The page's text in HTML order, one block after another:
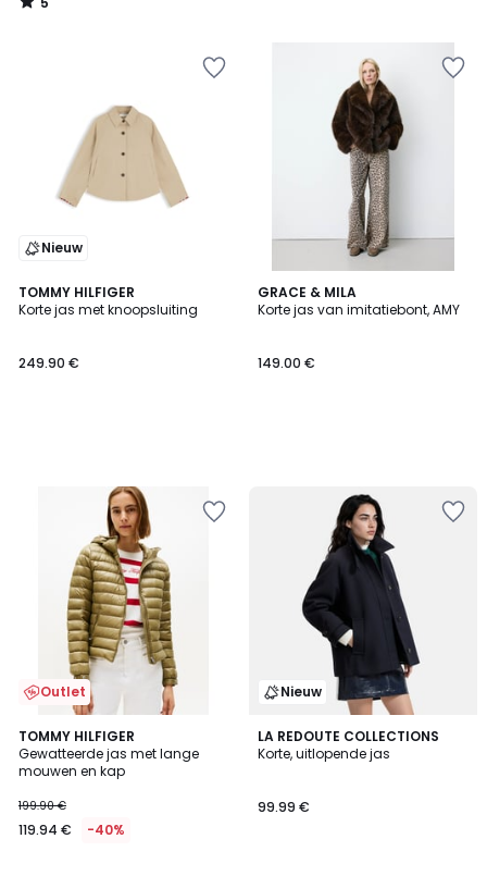
/
Nieuw
TOMMY HILFIGER
Korte jas met knoopsluiting
249.90 €
GRACE & MILA
Korte jas van imitatiebont, AMY
149.00 €
Outlet
TOMMY HILFIGER
Gewatteerde jas met lange
mouwen en kap
199.90 €
119.94 € -40%
2
Kleuren
Nieuw
LA REDOUTE COLLECTIONS
Korte, uitlopende jas
99.99 €
2
Kleuren